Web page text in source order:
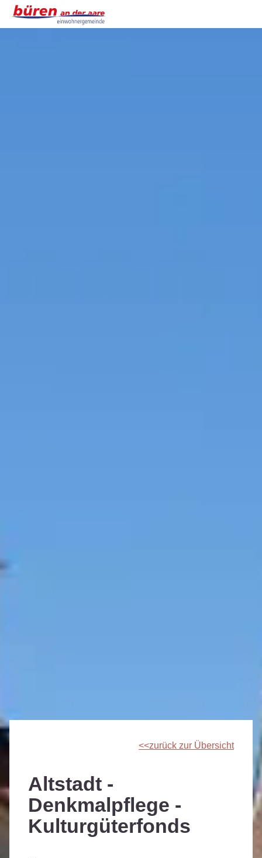
zurück zur Übersicht
Altstadt -
Denkmalpflege -
Kulturgüterfonds